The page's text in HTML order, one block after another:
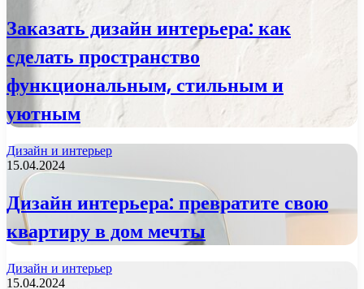
Заказать дизайн интерьера: как
сделать пространство
функциональным, стильным и
уютным
Дизайн и интерьер
15.04.2024
Дизайн интерьера: превратите свою
квартиру в дом мечты
Дизайн и интерьер
15.04.2024